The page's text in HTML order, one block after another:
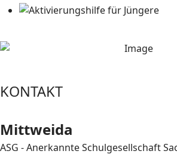
KONTAKT
Mittweida
ASG - Anerkannte Schulgesellschaft